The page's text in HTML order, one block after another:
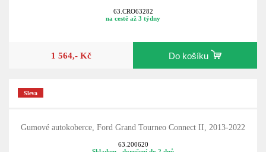
63.CRO63282
na cestě až 3 týdny
1 564,- Kč Do košíku
Sleva
Gumové autokoberce, Ford Grand Tourneo Connect II, 2013-2022
63.200620